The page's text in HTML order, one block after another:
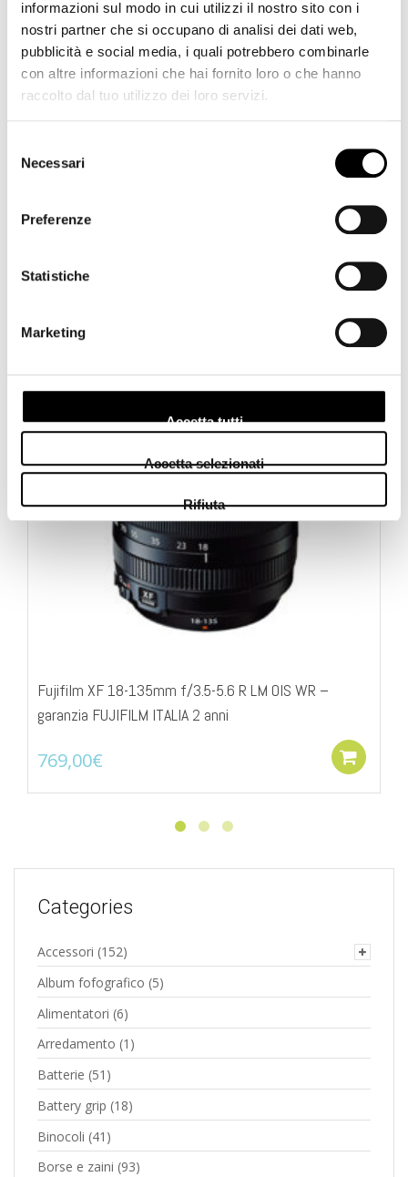
informazioni sul modo in cui utilizzi il nostro sito con i
nostri partner che si occupano di analisi dei dati web,
pubblicità e social media, i quali potrebbero combinarle
con altre informazioni che hai fornito loro o che hanno
raccolto dal tuo utilizzo dei loro servizi.
delNecessari
Preferenze
Statistiche
Marketing
Accetta tutti
Accetta selezionati
Rifiuta
Filtro discussione: 49 mm
Dimensioni: 55 x 37 mm
Peso: 150 g
custodia di protezione
Prodotti correlati
Fujifilm XF 18-135mm f/3.5-5.6 R LM OIS WR –
garanzia FUJIFILM ITALIA 2 anni
769,00€
Categories
Accessori (152)
Album fofografico (5)
Alimentatori (6)
Arredamento (1)
Batterie (51)
Battery grip (18)
Binocoli (41)
Borse e zaini (93)